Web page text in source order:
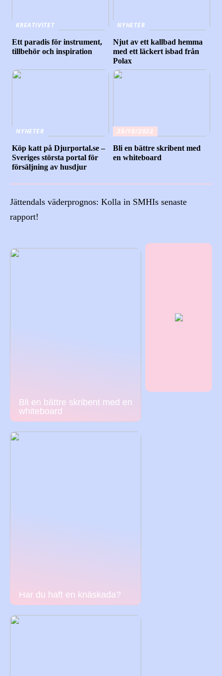
KREATIVITET
Ett paradis för instrument,
tillbehör och inspiration
NYHETER
Njut av ett kallbad hemma
med ett läckert isbad från
Polax
NYHETER
Köp katt på Djurportal.se –
Sveriges största portal för
försäljning av husdjur
25/10/2022
Bli en bättre skribent med
en whiteboard
Jättendals väderprognos: Kolla in SMHIs senaste
rapport!
Bli en bättre skribent med en
whiteboard
Har du haft en knäskada?